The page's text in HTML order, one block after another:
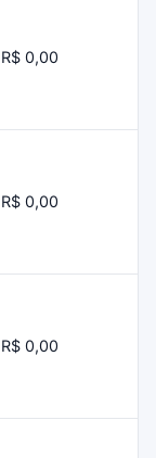
R$ 0,00
R$ 0,00
R$ 0,00